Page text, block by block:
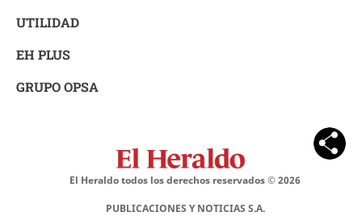
UTILIDAD
EH PLUS
GRUPO OPSA
El Heraldo todos los derechos reservados ©2026
PUBLICACIONES Y NOTICIAS S.A.